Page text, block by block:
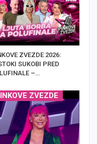
ZVEZDE 2026:
SUKOBI PRED
–…
ZVEZDE